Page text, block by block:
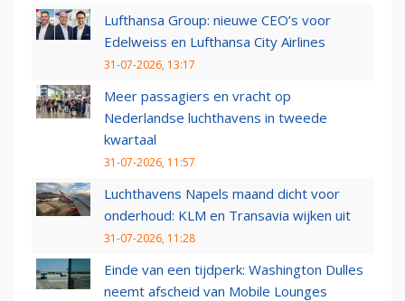
Lufthansa Group: nieuwe CEO’s voor
Edelweiss en Lufthansa City Airlines
31-07-2026, 13:17
Meer passagiers en vracht op
Nederlandse luchthavens in tweede
kwartaal
31-07-2026, 11:57
Luchthavens Napels maand dicht voor
onderhoud: KLM en Transavia wijken uit
31-07-2026, 11:28
Einde van een tijdperk: Washington Dulles
neemt afscheid van Mobile Lounges